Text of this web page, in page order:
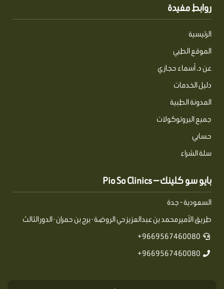
روابط مفيدة
الرئيسية
الموقع الطبي
عن د. أسماء حجازي
دليل الخدمات
المدونة الطبية
جميع البروتوكولات
حسابي
سلة الشراء
بايو سو كلينك — Pio So Clinics
السعودية - جدة
طريق الأمير محمد بن عبدالعزيز حي الروضة · برج بن حمران · الدور الثالث
9669567460080+
9669567460080+